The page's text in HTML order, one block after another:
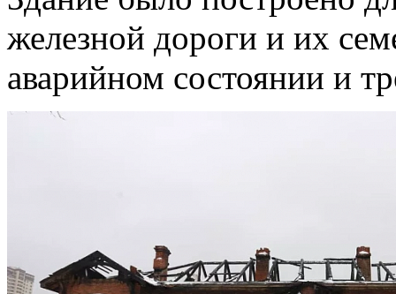
железной дороги и их
аварийном состоянии и